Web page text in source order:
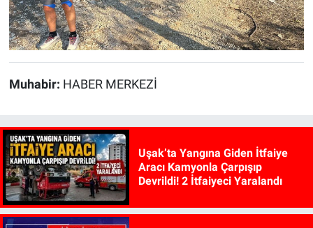
Muhabir: HABER MERKEZİ
Uşak’ta Yangına Giden İtfaiye
Aracı Kamyonla Çarpışıp
Devrildi! 2 İtfaiyeci Yaralandı